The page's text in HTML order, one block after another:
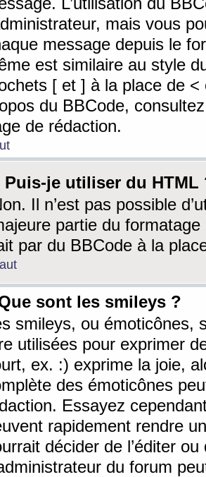
mais vous
message depuis le
est similaire au style
[ et ] à la place de <
du BBCode,
de rédaction.
Puis-je utiliser du HTML
Il n’est pas possible
partie du
par du BBCode à la
sont les smileys ?
smileys, ou émoticônes,
utilisées pour exprimer
ex. :) exprime la joie,
des émoticônes
Essayez
rapidement rendre
décider de l’éditer
du forum